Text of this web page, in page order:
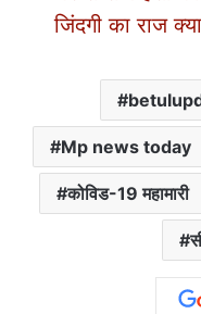
जिंदगी का राज
Mp news today
कोविड-19 महामारी